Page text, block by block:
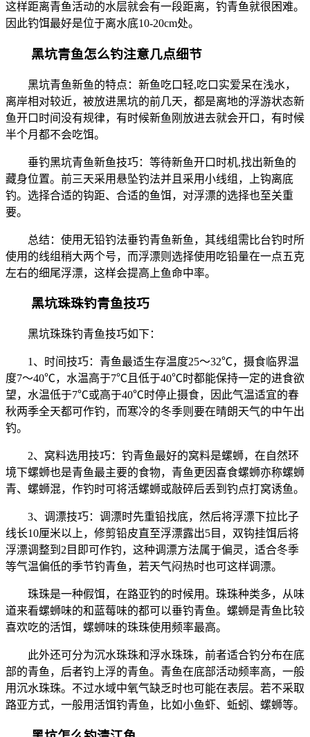
这样距离青鱼活动的水层就会有一段距离，钓青鱼就很困难。
因此钓饵最好是位于离水底10-20cm处。
黑坑青鱼怎么钓注意几点细节
黑坑青鱼新鱼的特点：新鱼吃口轻,吃口实爱呆在浅水，
离岸相对较近，被放进黑坑的前几天，都是离地的浮游状态新
鱼开口时间没有规律，有时候新鱼刚放进去就会开口，有时候
半个月都不会吃饵。
垂钓黑坑青鱼新鱼技巧：等待新鱼开口时机,找出新鱼的
藏身位置。前三天采用悬坠钓法并且采用小线组，上钩离底
钓。选择合适的钩距、合适的鱼饵，对浮漂的选择也至关重
要。
总结：使用无铅钓法垂钓青鱼新鱼，其线组需比台钓时所
使用的线组稍大两个号，而浮漂则选择使用吃铅量在一点五克
左右的细尾浮漂，这样会提高上鱼命中率。
黑坑珠珠钓青鱼技巧
黑坑珠珠钓青鱼技巧如下：
1、时间技巧：青鱼最适生存温度25～32℃，摄食临界温
度7～40℃，水温高于7℃且低于40℃时都能保持一定的进食欲
望，水温低于7℃或高于40℃时停止摄食，因此气温适宜的春
秋两季全天都可作钓，而寒冷的冬季则要在晴朗天气的中午出
钓。
2、窝料选用技巧：钓青鱼最好的窝料是螺蛳，在自然环
境下螺蛳也是青鱼最主要的食物，青鱼更因喜食螺蛳亦称螺蛳
青、螺蛳混，作钓时可将活螺蛳或敲碎后丢到钓点打窝诱鱼。
3、调漂技巧：调漂时先重铅找底，然后将浮漂下拉比子
线长10厘米以上，修剪铅皮直至浮漂露出5目，双钩挂饵后将
浮漂调整到2目即可作钓，这种调漂方法属于偏灵，适合冬季
等气温偏低的季节钓青鱼，若天气闷热时也可这样调漂。
珠珠是一种假饵，在路亚钓的时候用。珠珠种类多，从味
道来看螺蛳味的和蓝莓味的都可以垂钓青鱼。螺蛳是青鱼比较
喜欢吃的活饵，螺蛳味的珠珠使用频率最高。
此外还可分为沉水珠珠和浮水珠珠，前者适合钓分布在底
部的青鱼，后者钓上浮的青鱼。青鱼在底部活动频率高，一般
用沉水珠珠。不过水域中氧气缺乏时也可能在表层。若不采取
路亚方式，一般用活饵钓青鱼，比如小鱼虾、蚯蚓、螺蛳等。